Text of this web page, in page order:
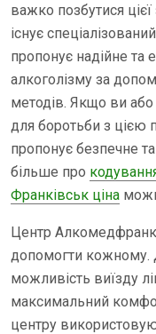
важко позбутися
існує
пропонує надійне та
алкоголізму за
методів. Якщо ви
для боротьби з
пропонує безпечне
більше про
Франківськ ціна
Центр Алкомедфранк
допомогти кожному.
можливість виїзду
максимальний
центру